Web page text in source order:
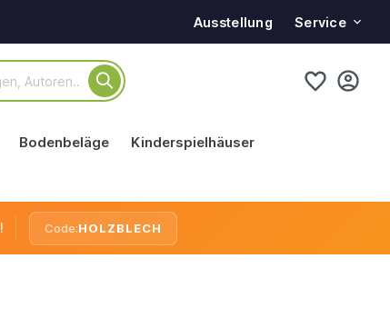
Ausstellung Service
Bodenbeläge Kinderspielhäuser
Code:HOLZBLECH